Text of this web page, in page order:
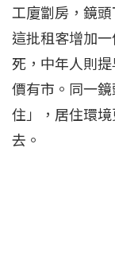
工廈劏房，鏡
這批租客增加
死，中年人則
價有市。同一
住」，居住環
去。